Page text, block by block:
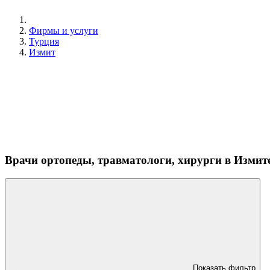
Фирмы и услуги
Турция
Измит
Врачи ортопеды, травматологи, хирурги в
Показать фильтр